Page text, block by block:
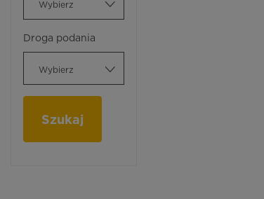
Wybierz
Droga podania
Wybierz
Szukaj